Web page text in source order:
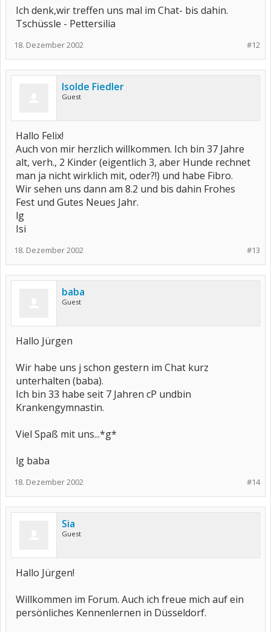
Ich denk,wir treffen uns mal im Chat- bis dahin.
Tschüssle - Pettersilia
#12
18. Dezember 2002
Isolde Fiedler
Guest
Hallo Felix!
Auch von mir herzlich willkommen. Ich bin 37 Jahre
alt, verh., 2 Kinder (eigentlich 3, aber Hunde rechnet
man ja nicht wirklich mit, oder?!) und habe Fibro.
Wir sehen uns dann am 8.2 und bis dahin Frohes
Fest und Gutes Neues Jahr.
lg
Isi
#13
18. Dezember 2002
baba
Guest
Hallo Jürgen
Wir habe uns j schon gestern im Chat kurz
unterhalten (baba).
Ich bin 33 habe seit 7 Jahren cP undbin
Krankengymnastin.
Viel Spaß mit uns...*g*
lg baba
#14
18. Dezember 2002
Sia
Guest
Hallo Jürgen!
Willkommen im Forum. Auch ich freue mich auf ein
persönliches Kennenlernen in Düsseldorf.